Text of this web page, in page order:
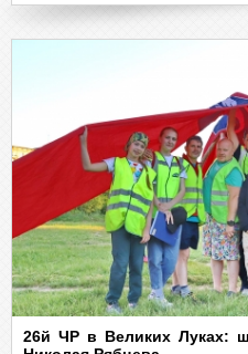
26й ЧР в Великих Луках: